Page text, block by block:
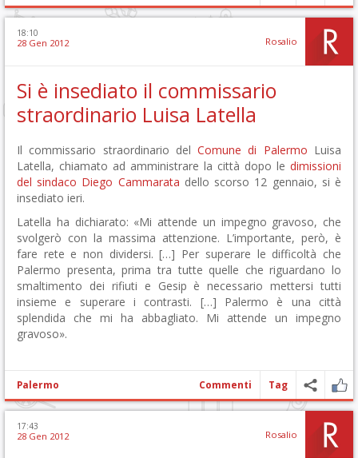
18:10
28 Gen 2012 Rosalio
Si è insediato il commissario
straordinario Luisa Latella
Il commissario straordinario delComune di Palermo Luisa
Latella, chiamato ad amministrare la città dopo le dimissioni
del sindaco Diego Cammarata dello scorso 12 gennaio, si è
insediato ieri.
Latella ha dichiarato: «Mi attende un impegno gravoso, che
svolgerò con la massima attenzione. L’importante, però, è
fare rete e non dividersi. […] Per superare le difficoltà che
Palermo presenta, prima tra tutte quelle che riguardano lo
smaltimento dei rifiuti e Gesip è necessario mettersi tutti
insieme e superare i contrasti. […] Palermo è una città
splendida che mi ha abbagliato. Mi attende un impegno
gravoso».
Palermo Commenti Tag
17:43
28 Gen 2012 Rosalio